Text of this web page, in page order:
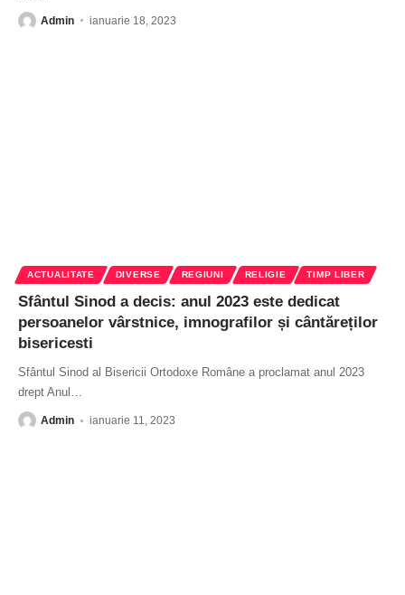
Admin ianuarie 18, 2023
ACTUALITATE DIVERSE REGIUNI RELIGIE TIMP LIBER
Sfântul Sinod a decis: anul 2023 este dedicat
persoanelor vârstnice, imnografilor și cântăreților
bisericesti
Sfântul Sinod al Bisericii Ortodoxe Române a proclamat anul 2023
drept Anul …
Admin ianuarie 11, 2023